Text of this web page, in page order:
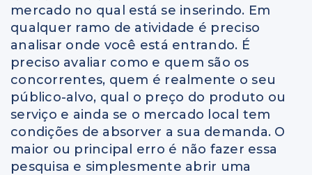
mercado no qual está se inserindo. Em
qualquer ramo de atividade é preciso
analisar onde você está entrando. É
preciso avaliar como e quem são os
concorrentes, quem é realmente o seu
público-alvo, qual o preço do produto ou
serviço e ainda se o mercado local tem
condições de absorver a sua demanda. O
maior ou principal erro é não fazer essa
pesquisa e simplesmente abrir uma